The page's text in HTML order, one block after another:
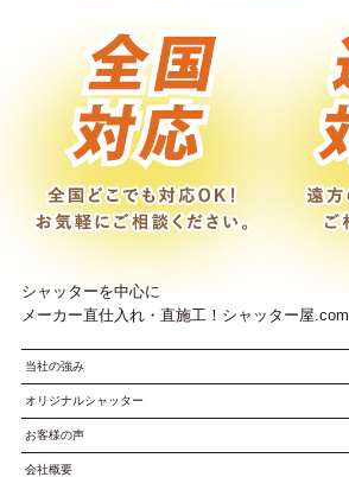
シャッターを中心に
メーカー直仕入れ・直施工！シャッター屋.com
当社の強み
オリジナルシャッター
お客様の声
会社概要